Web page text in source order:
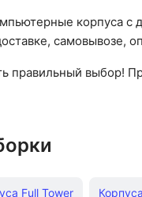
корпуса с
самовывозе,
правильный выбор!
Full Tower